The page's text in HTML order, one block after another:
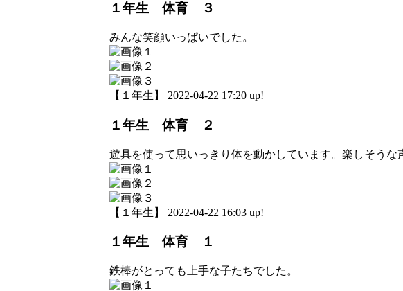
１年生 体育 ３
みんな笑顔いっぱいでした。
【１年生】 2022-04-22 17:20 up!
１年生 体育 ２
遊具を使って思いっきり体を動かしています。楽しそうな
【１年生】 2022-04-22 16:03 up!
１年生 体育 １
鉄棒がとっても上手な子たちでした。